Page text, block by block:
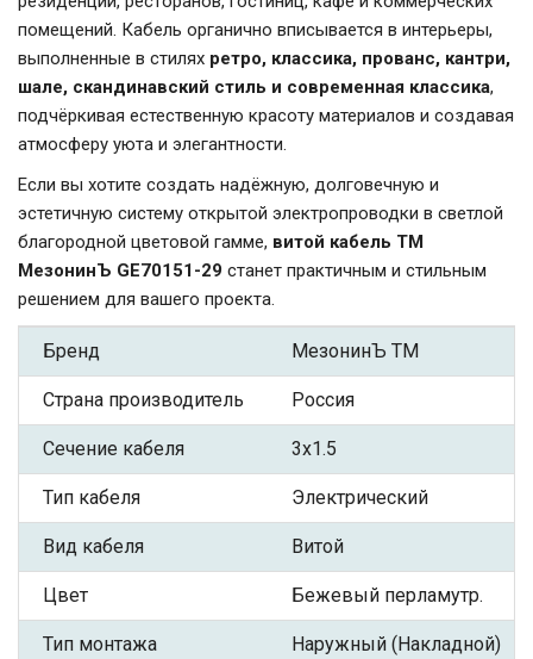
помещений. Кабель органично вписывается в интерьеры,
выполненные в стилях ретро, классика, прованс, кантри,
шале, скандинавский стиль и современная классика,
подчёркивая естественную красоту материалов и создавая
атмосферу уюта и элегантности.
Если вы хотите создать надёжную, долговечную и
эстетичную систему открытой электропроводки в светлой
благородной цветовой гамме, витой кабель ТМ
МезонинЪ GE70151-29 станет практичным и стильным
решением для вашего проекта.
Бренд МезонинЪ ТМ
Страна производитель Россия
Сечение кабеля 3x1.5
Тип кабеля Электрический
Вид кабеля Витой
Цвет Бежевый перламутр.
Тип монтажа Наружный (Накладной)